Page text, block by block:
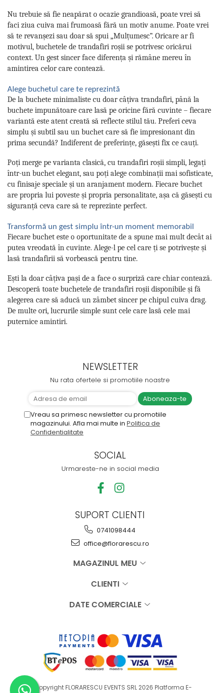
Nu trebuie să fie neapărat o ocazie grandioasă, poate vrei să
faci ziua cuiva mai frumoasă fără un motiv anume. Poate vrei
să te revanșezi sau doar să spui „Mulțumesc”. Oricare ar fi
motivul, buchetele de trandafiri roșii se potrivesc oricărui
context. Un gest sincer face diferența și rămâne mereu în
amintirea celor care contează.
Alege buchetul care te reprezintă
De la buchete minimaliste cu doar câțiva trandafiri, până la
buchete impunătoare care lasă pe oricine fără cuvinte – fiecare
variantă este atent creată să reflecte stilul tău. Preferi ceva
simplu și subtil sau un buchet care să fie impresionant din
prima secundă? Indiferent de preferințe, găsești fix ce cauți.
Poți merge pe varianta clasică, cu trandafiri roșii simpli, legați
într-un buchet elegant, sau poți alege combinații mai sofisticate,
cu finisaje speciale și un aranjament modern. Fiecare buchet
are propria lui poveste și propria personalitate, așa că găsești cu
siguranță ceva care să te reprezinte perfect.
Transformă un gest simplu într-un moment memorabil
Fiecare buchet este o oportunitate de a spune mai mult decât ai
putea vreodată în cuvinte. Alege-l pe cel care ți se potrivește și
lasă trandafirii să vorbească pentru tine.
Ești la doar câțiva pași de a face o surpriză care chiar contează.
Descoperă toate buchetele de trandafiri roșii disponibile și fă
alegerea care să aducă un zâmbet sincer pe chipul cuiva drag.
De multe ori, lucrurile simple sunt cele care lasă cele mai
puternice amintiri.
NEWSLETTER
Nu rata ofertele si promotiile noastre
Vreau sa primesc newsletter cu promotiile
magazinului. Afla mai multe in Politica de
Confidentialitate
SOCIAL
Urmareste-ne in social media
SUPORT CLIENTI
0741098444
office@florarescu.ro
MAGAZINUL MEU
CLIENTI
DATE COMERCIALE
©Copyright FLORARESCU EVENTS SRL 2026 Platforma E-